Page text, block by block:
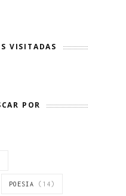
VISITADAS
POR
POESIA (14)